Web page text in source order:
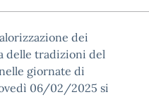
dei
delle tradizioni del
giornate di
06/02/2025 si